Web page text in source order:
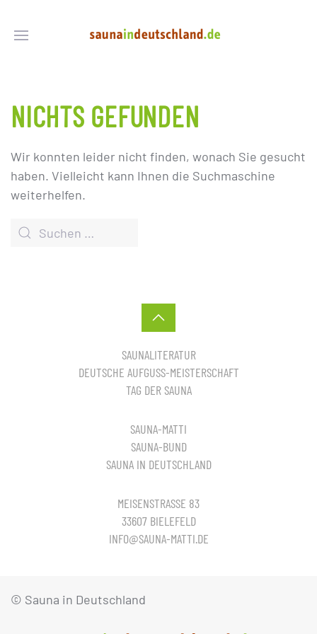
NICHTS GEFUNDEN
Wir konnten leider nicht finden, wonach Sie gesucht
haben. Vielleicht kann Ihnen die Suchmaschine
weiterhelfen.
SAUNALITERATUR
DEUTSCHE AUFGUSS-MEISTERSCHAFT
TAG DER SAUNA
SAUNA-MATTI
SAUNA-BUND
SAUNA IN DEUTSCHLAND
MEISENSTRASSE 83
33607 BIELEFELD
INFO@SAUNA-MATTI.DE
© Sauna in Deutschland